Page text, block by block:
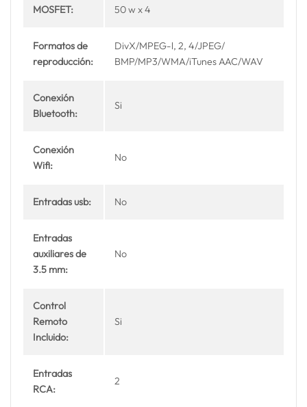
MOSFET: 50 w x 4
Formatos de
reproducción:
DivX/MPEG-l, 2, 4/JPEG/
BMP/MP3/WMA/iTunes AAC/WAV
Conexión
Bluetooth:
Si
Conexión
Wifi:
No
Entradas usb: No
Entradas
auxiliares de
3.5 mm:
No
Control
Remoto
Incluido:
Si
Entradas
RCA:
2